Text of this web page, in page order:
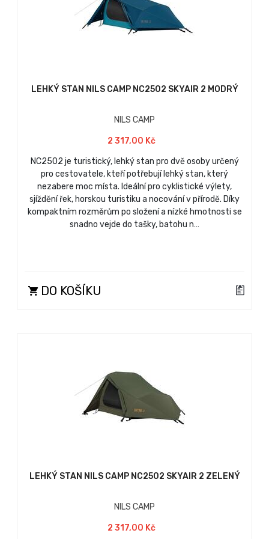
LEHKÝ STAN NILS CAMP NC2502 SKYAIR 2 MODRÝ
NILS CAMP
2 317,00 Kč
NC2502 je turistický, lehký stan pro dvě osoby určený
pro cestovatele, kteří potřebují lehký stan, který
nezabere moc místa. Ideální pro cyklistické výlety,
sjíždění řek, horskou turistiku a nocování v přírodě. Díky
kompaktním rozměrům po složení a nízké hmotnosti se
snadno vejde do tašky, batohu n…
DO KOŠÍKU
LEHKÝ STAN NILS CAMP NC2502 SKYAIR 2 ZELENÝ
NILS CAMP
2 317,00 Kč